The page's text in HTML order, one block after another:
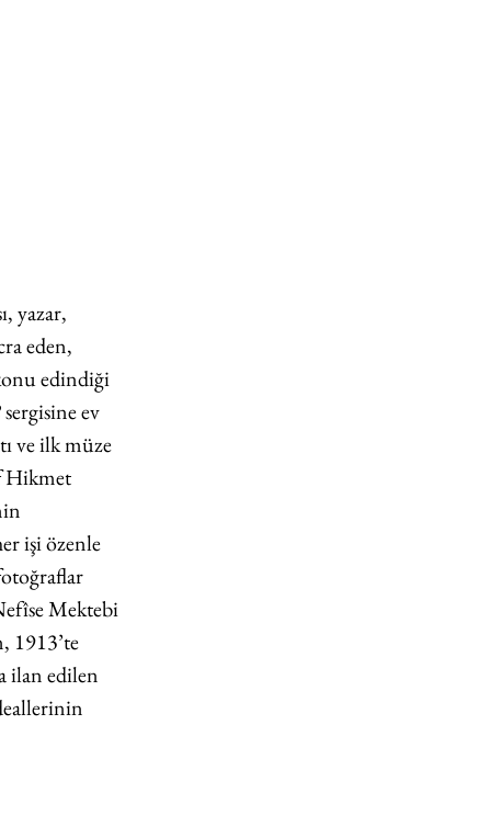
yazar,
eden,
edindiği
sergisine ev
ve ilk müze
Hikmet
işi özenle
Mektebi
1913’te
ilan edilen